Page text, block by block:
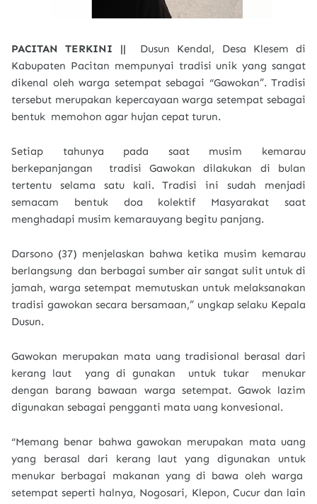
PACITAN TERKINI ||
Dusun Kendal, Desa Klesem di
Kabupaten Pacitan mempunyai tradisi unik yang sangat
dikenal oleh warga setempat sebagai “Gawokan”. Tradisi
tersebut merupakan kepercayaan warga setempat sebagai
bentuk memohon agar hujan cepat turun.
Setiap tahunya pada saat musim kemarau
berkepanjangan tradisi Gawokan dilakukan di bulan
tertentu selama satu kali. Tradisi ini sudah menjadi
semacam bentuk doa kolektif Masyarakat saat
menghadapi musim kemarauyang begitu panjang.
Darsono (37) menjelaskan bahwa ketika musim kemarau
berlangsung dan berbagai sumber air sangat sulit untuk di
jamah, warga setempat memutuskan untuk melaksanakan
tradisi gawokan secara bersamaan,” ungkap selaku Kepala
Dusun.
Gawokan merupakan mata uang tradisional berasal dari
kerang laut yang di gunakan untuk tukar menukar
dengan barang bawaan warga setempat. Gawok lazim
digunakan sebagai pengganti mata uang konvesional.
“Memang benar bahwa gawokan merupakan mata uang
yang berasal dari kerang laut yang digunakan untuk
menukar berbagai makanan yang di bawa oleh warga
setempat seperti halnya, Nogosari, Klepon, Cucur dan lain